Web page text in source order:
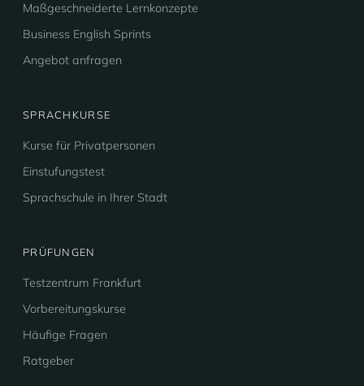
Maßgeschneiderte Lernkonzepte
Business English Sprints
Angebot anfragen
SPRACHKURSE
Kurse für Privatpersonen
Einstufungstest
Sprachschule in Ihrer Stadt
PRÜFUNGEN
Testzentrum Frankfurt
Vorbereitungskurse
Häufige Fragen
Ratgeber